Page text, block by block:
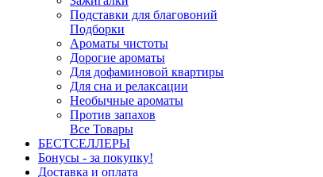
Подставки для благовоний
Подборки
Ароматы чистоты
Дорогие ароматы
Для дофаминовой квартиры
Для сна и релаксации
Необычные ароматы
Против запахов
Все Товары
БЕСТСЕЛЛЕРЫ
Бонусы - за покупку!
Доставка и оплата